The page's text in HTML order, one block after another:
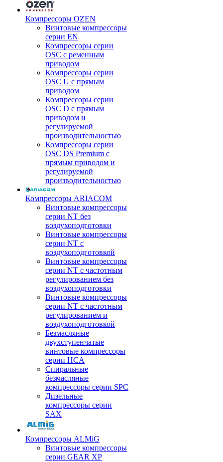
Компрессоры OZEN
Винтовые компрессоры
серии EN
Компрессоры серии
OSC с ременным
приводом
Компрессоры серии
OSC U с прямым
приводом
Компрессоры серии
OSC D с прямым
приводом и
регулируемой
производительностью
Компрессоры серии
OSC DS Premium с
прямым приводом и
регулируемой
производительностью
Компрессоры ARIACOM
Винтовые компрессоры
серии NT без
воздухоподготовки
Винтовые компрессоры
серии NT c
воздухоподготовкой
Винтовые компрессоры
серии NT с частотным
регулированием без
воздухоподготовки
Винтовые компрессоры
серии NT с частотным
регулированием и
воздухоподготовкой
Безмасляные
двухступенчатые
винтовые компрессоры
серии HCA
Спиральные
безмасляные
компрессоры серии SPC
Дизельные
компрессоры серии
SAX
Компрессоры ALMiG
Винтовые компрессоры
серии GEAR XP